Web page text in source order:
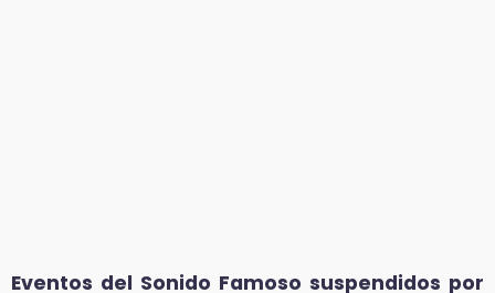
Eventos del Sonido Famoso suspendidos por